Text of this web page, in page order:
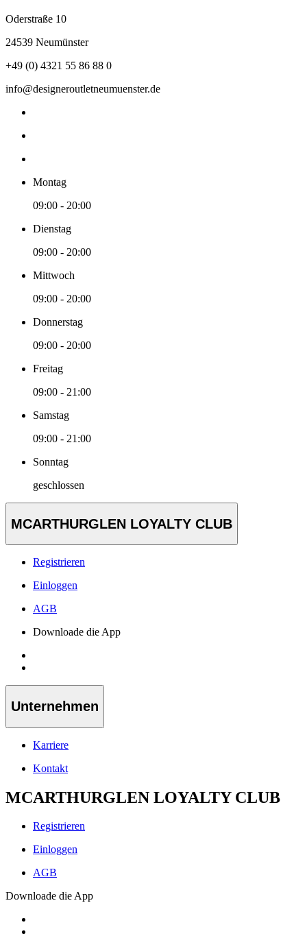
Oderstraße 10
24539 Neumünster
+49 (0) 4321 55 86 88 0
info@designeroutletneumuenster.de
Montag
09:00 - 20:00
Dienstag
09:00 - 20:00
Mittwoch
09:00 - 20:00
Donnerstag
09:00 - 20:00
Freitag
09:00 - 21:00
Samstag
09:00 - 21:00
Sonntag
geschlossen
MCARTHURGLEN LOYALTY CLUB
Registrieren
Einloggen
AGB
Downloade die App
Unternehmen
Karriere
Kontakt
MCARTHURGLEN LOYALTY CLUB
Registrieren
Einloggen
AGB
Downloade die App